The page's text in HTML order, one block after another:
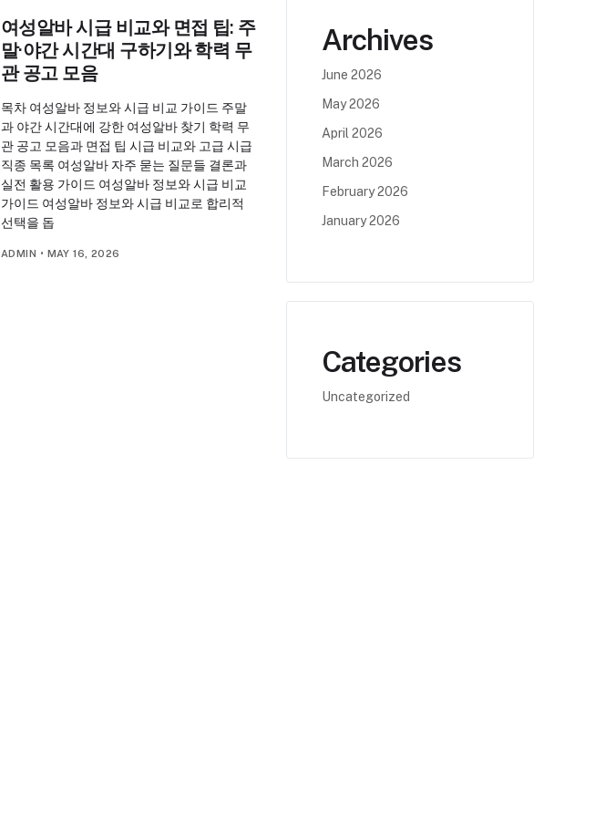
여성알바 시급 비교와 면접 팁: 주
말·야간 시간대 구하기와 학력 무
관 공고 모음
목차 여성알바 정보와 시급 비교 가이드 주말
과 야간 시간대에 강한 여성알바 찾기 학력 무
관 공고 모음과 면접 팁 시급 비교와 고급 시급
직종 목록 여성알바 자주 묻는 질문들 결론과
실전 활용 가이드 여성알바 정보와 시급 비교
가이드 여성알바 정보와 시급 비교로 합리적
선택을 돕
ADMIN • MAY 16, 2026
Archives
June 2026
May 2026
April 2026
March 2026
February 2026
January 2026
Categories
Uncategorized